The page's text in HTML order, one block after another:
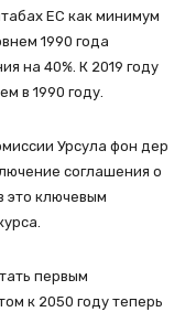
ЕС как минимум
1990 года
на 40%. К 2019 году
в 1990 году.
Урсула фон дер
соглашения о
это ключевым
первым
к 2050 году теперь